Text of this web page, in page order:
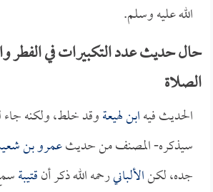
الله عليه وسلم.
حال حديث عدد التكبيرات في الفطر
الصلاة
الحديث فيهابن لهيعةوقد خلط، ولكنه جاء
سيذكره- المصنف من حديثعمرو بن
جده، لكنالألبانيرحمه الله ذكر أنقتيبة